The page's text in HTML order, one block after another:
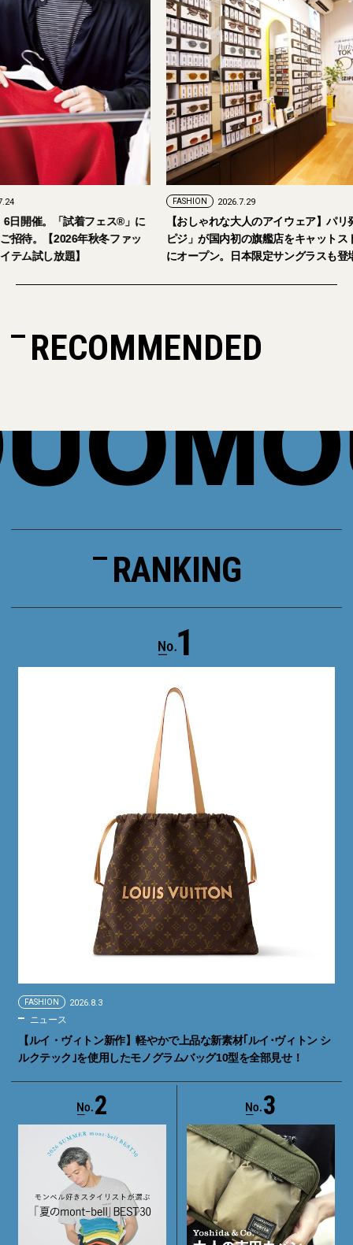
2026年9月5日・6日開催。「試着フェス®︎」に
読者の皆さまをご招待。【2026年秋冬ファッ
ション＆美容アイテム試し放題】
【おしゃれな大人
ピジ」が国内初の
にオープン。日本
RECOMMENDED
RANKING
1
FASHION 2026.8.3
ニュース
【ルイ・ヴィトン新作】軽やかで上品な新素材｢ルイ･ヴィトン シ
ルクテック｣を使用したモノグラムバッグ10型を全部見せ！
2 3